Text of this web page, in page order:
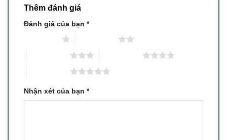
Thêm đánh giá
Đánh giá của bạn *
Nhận xét của bạn *